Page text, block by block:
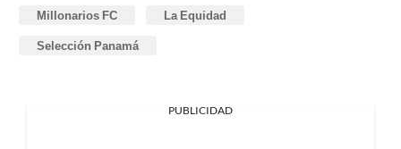
Millonarios FC La Equidad
Selección Panamá
PUBLICIDAD